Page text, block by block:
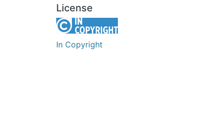
License
In Copyright